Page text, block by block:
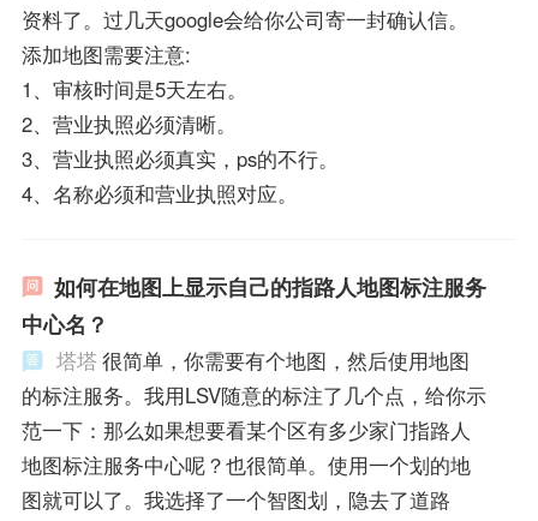
资料了。过几天google会给你公司寄一封确认信。
添加地图需要注意:
1、审核时间是5天左右。
2、营业执照必须清晰。
3、营业执照必须真实，ps的不行。
4、名称必须和营业执照对应。
如何在地图上显示自己的指路人地图标注服务
中心名？
塔塔 很简单，你需要有个地图，然后使用地图
的标注服务。我用LSV随意的标注了几个点，给你示
范一下：那么如果想要看某个区有多少家门指路人
地图标注服务中心呢？也很简单。使用一个划的地
图就可以了。我选择了一个智图划，隐去了道路